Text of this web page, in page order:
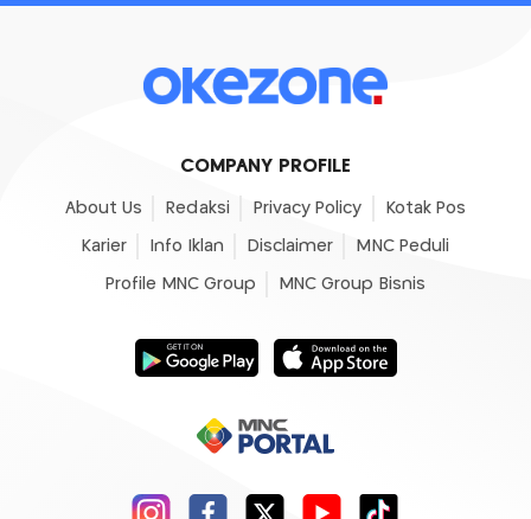
COMPANY PROFILE
About Us Redaksi Privacy Policy Kotak Pos
Karier Info Iklan Disclaimer MNC Peduli
Profile MNC Group MNC Group Bisnis